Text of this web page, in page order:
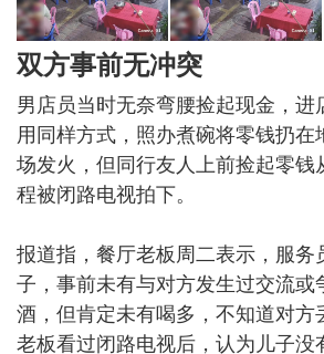
双方事前无冲突
男店员当时无奈弯腰捡起现金，进
用同样方式，照办煮碗将零钱扔在
场发火，但同行友人上前捡起零钱
程被闭路电视拍下。
报道指，餐厅老板周二表示，服务
子，事前未有与对方发生过交流或
酒，但肯定未有喝多，不知道对方
老板看过闭路电视后，认为儿子没